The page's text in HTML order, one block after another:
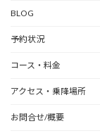
BLOG
予約状況
コース・料金
アクセス・乗降場所
お問合せ/概要